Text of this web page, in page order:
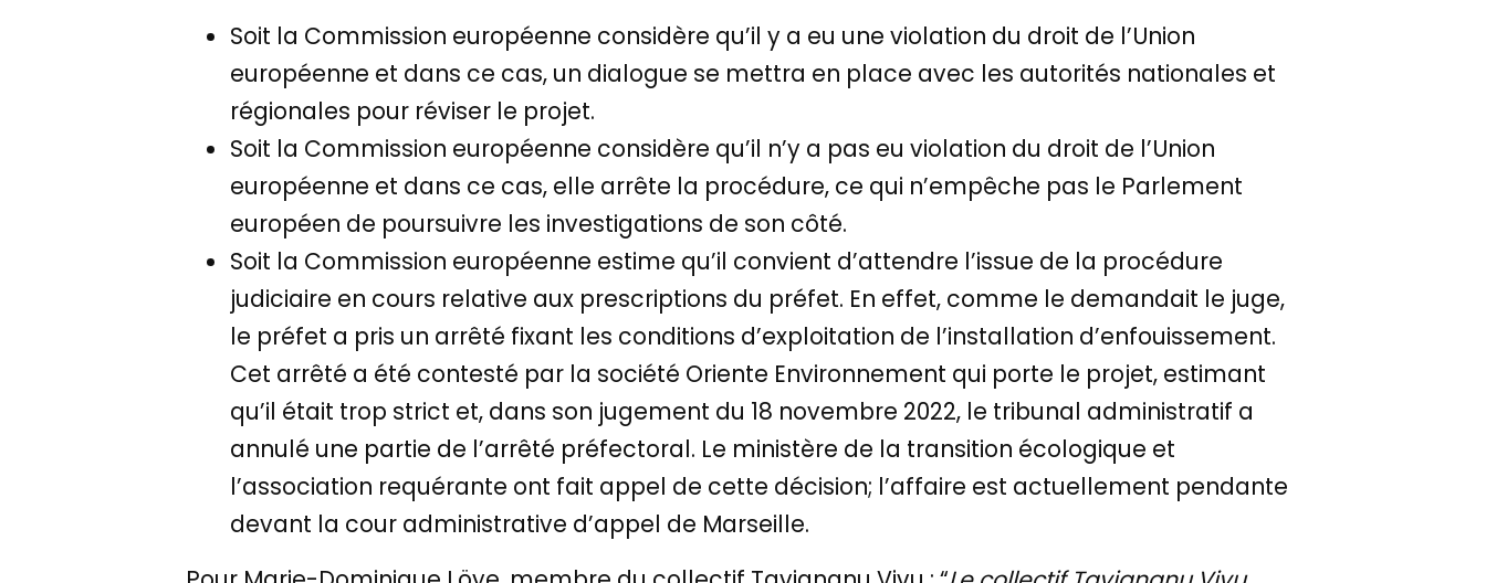
Soit la Commission européenne considère qu’il y a eu une violation du droit de l’Union
européenne et dans ce cas, un dialogue se mettra en place avec les autorités nationales et
régionales pour réviser le projet.
Soit la Commission européenne considère qu’il n’y a pas eu violation du droit de l’Union
européenne et dans ce cas, elle arrête la procédure, ce qui n’empêche pas le Parlement
européen de poursuivre les investigations de son côté.
Soit la Commission européenne estime qu’il convient d’attendre l’issue de la procédure
judiciaire en cours relative aux prescriptions du préfet. En effet, comme le demandait le juge,
le préfet a pris un arrêté fixant les conditions d’exploitation de l’installation d’enfouissement.
Cet arrêté a été contesté par la société Oriente Environnement qui porte le projet, estimant
qu’il était trop strict et, dans son jugement du 18 novembre 2022, le tribunal administratif a
annulé une partie de l’arrêté préfectoral. Le ministère de la transition écologique et
l’association requérante ont fait appel de cette décision; l’affaire est actuellement pendante
devant la cour administrative d’appel de Marseille.